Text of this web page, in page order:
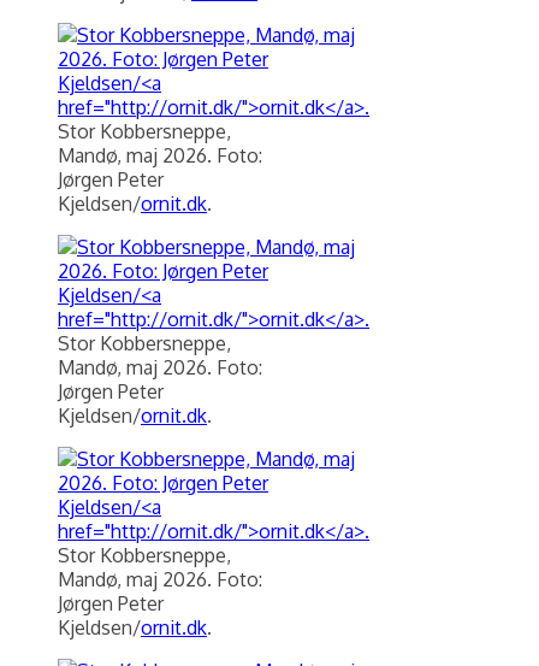
Stor Kobbersneppe,
Mandø, maj 2026. Foto:
Jørgen Peter
Kjeldsen/ornit.dk.
Stor Kobbersneppe,
Mandø, maj 2026. Foto:
Jørgen Peter
Kjeldsen/ornit.dk.
Stor Kobbersneppe,
Mandø, maj 2026. Foto:
Jørgen Peter
Kjeldsen/ornit.dk.